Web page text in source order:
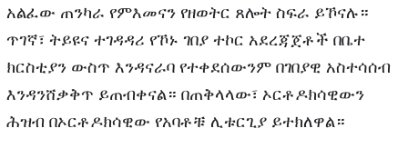
አልፈው ጠንካራ የምእመናን የዘወትር ጸሎት ስፍራ ይኾናሉ።
ጥገኛ፣ ትይዩና ተገዳዳሪ የኾኑ ገበያ ተኮር አደረጃጀቶች በቤተ
ክርስቲያን ውስጥ እንዳናራባ የተቀደሰውንም በገበያዊ አስተሳሰብ
እንዳንሸቃቅጥ ይጠብቀናል። በጠቅላላው፣ ኦርቶዶክሳዊውን
ሕዝብ በኦርቶዶክሳዊው የአባቶቹ ሊቱርጊያ ይተክለዋል።